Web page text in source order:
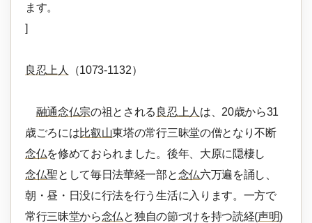
ます。
]
良忍上人 （1073-1132）
融通念仏宗の祖とされる 良忍上人 は、20歳から31
歳ごろには比叡山東塔の常行三昧堂の僧となり不断
念仏を修めておられました。後年、大原に隠棲し
念仏聖として毎日法華経一部と念仏六万遍を誦し、
朝・昼・日没に行法を行う生活に入ります。一方で
常行三昧堂から念仏と独自の節づけを持つ読経(声明)